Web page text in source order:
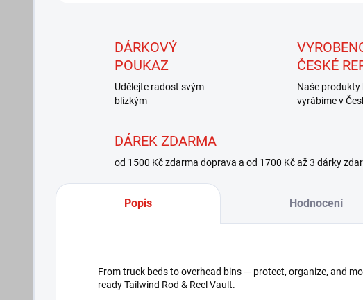
DÁRKOVÝ
POUKAZ
Udělejte radost svým
blízkým
ČESKÉ
Naše produkty
vyrábíme v
DÁREK ZDARMA
od 1500 Kč zdarma doprava a od 1700 Kč až 3 dárky
Popis Hodnocení
From truck beds to overhead bins — protect, organize, and
ready Tailwind Rod & Reel Vault.